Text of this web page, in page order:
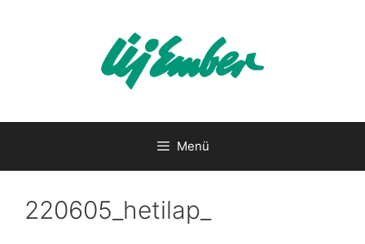
Menü
220605_hetilap_